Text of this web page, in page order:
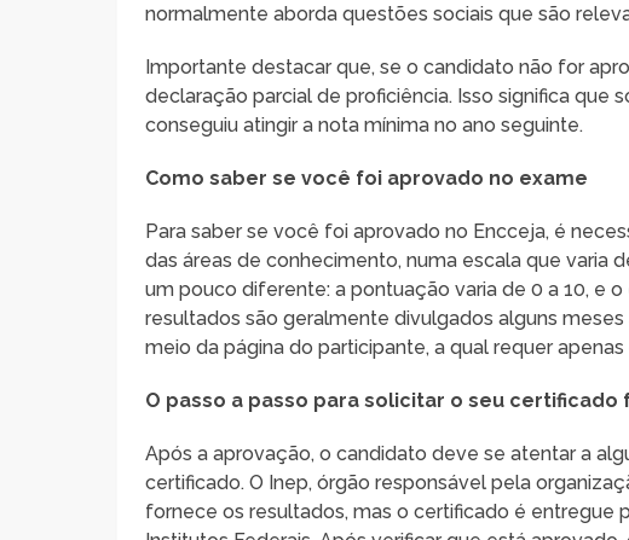
normalmente aborda questões sociais que são
Importante destacar que, se o candidato não for
declaração parcial de proficiência. Isso significa que
conseguiu atingir a nota mínima no ano seguinte.
Como saber se você foi aprovado no exame
Para saber se você foi aprovado no Encceja, é
das áreas de conhecimento, numa escala que varia
um pouco diferente: a pontuação varia de 0 a 10, e
resultados são geralmente divulgados alguns
meio da página do participante, a qual requer
O passo a passo para solicitar o seu certificado
Após a aprovação, o candidato deve se atentar a
certificado. O Inep, órgão responsável pela
fornece os resultados, mas o certificado é entregue